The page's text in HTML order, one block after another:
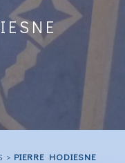
> PIERRE HODIESNE